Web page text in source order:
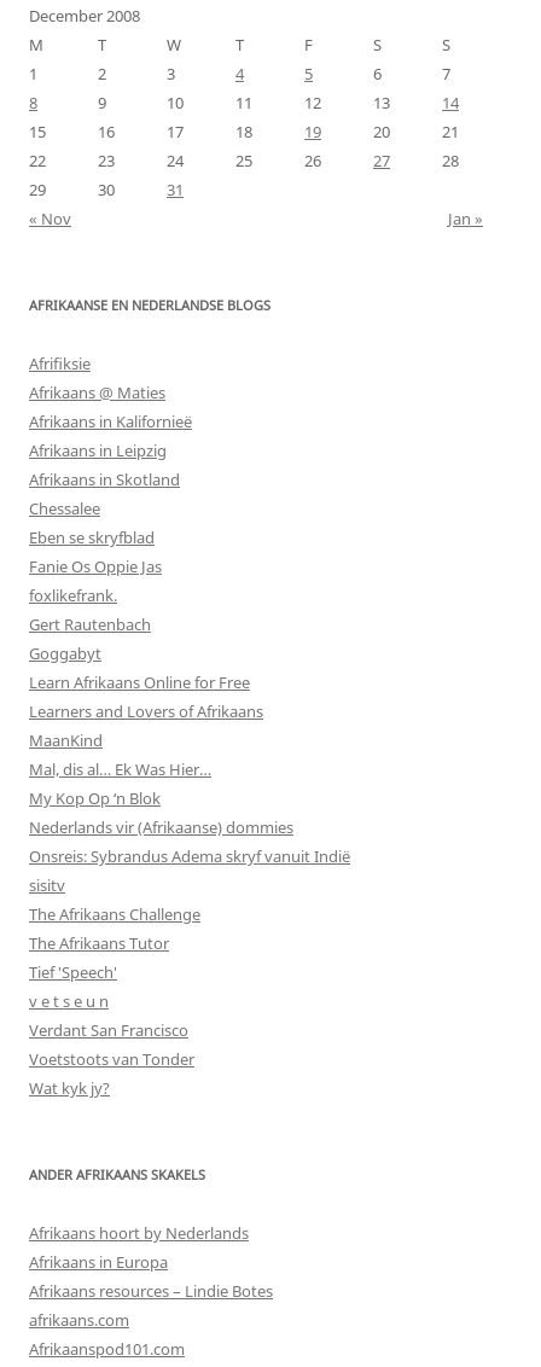
December 2008
M
T W T F S
S
1
2 3 4 5 6
7
8
9 10 11 12 13
14
15
16 17 18 19 20
21
22
23 24 25 26 27
28
29
30
31
« Nov
Jan »
AFRIKAANSE EN NEDERLANDSE BLOGS
Afrifiksie
Afrikaans @ Maties
Afrikaans in Kalifornieë
Afrikaans in Leipzig
Afrikaans in Skotland
Chessalee
Eben se skryfblad
Fanie Os Oppie Jas
foxlikefrank.
Gert Rautenbach
Goggabyt
Learn Afrikaans Online for Free
Learners and Lovers of Afrikaans
MaanKind
Mal, dis al… Ek Was Hier…
My Kop Op ‘n Blok
Nederlands vir (Afrikaanse) dommies
Onsreis: Sybrandus Adema skryf vanuit Indië
sisitv
The Afrikaans Challenge
The Afrikaans Tutor
Tief 'Speech'
v e t s e u n
Verdant San Francisco
Voetstoots van Tonder
Wat kyk jy?
ANDER AFRIKAANS SKAKELS
Afrikaans hoort by Nederlands
Afrikaans in Europa
Afrikaans resources – Lindie Botes
afrikaans.com
Afrikaanspod101.com